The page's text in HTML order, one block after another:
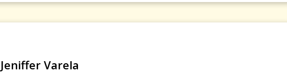
Jeniffer Varela